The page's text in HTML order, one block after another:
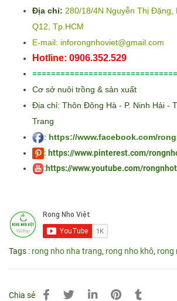
Địa chỉ: 280/18/4N Nguyễn Thị Đặng,
Q12, Tp.HCM
E-mail: inforongnhoviet@gmail.com
Hotline: 0906.352.529
Cơ sở nuôi trồng & sản xuất
Địa chỉ: Thôn Đông Hà - P. Ninh Hải -
Trang
: https://www.facebook.com/
: https://www.pinterest.com/
:https://www.youtube.com/
Tags : rong nho nha trang, rong nho khô, rong
Chia sẻ